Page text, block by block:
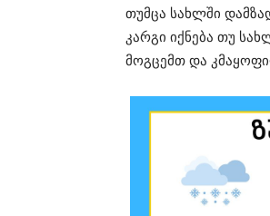
თუმცა სახლში
კარგი იქნება თუ
მოგცემთ და